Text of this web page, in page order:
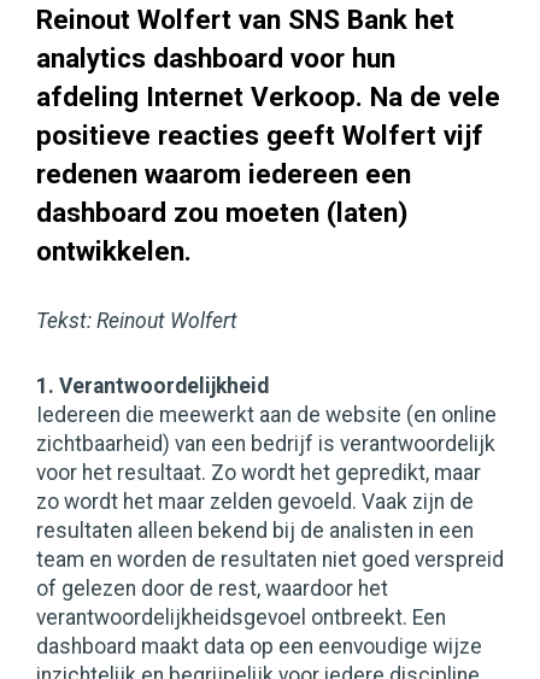
Reinout Wolfert van SNS Bank het
analytics dashboard voor hun
afdeling Internet Verkoop. Na de vele
positieve reacties geeft Wolfert vijf
redenen waarom iedereen een
dashboard zou moeten (laten)
ontwikkelen.
Tekst: Reinout Wolfert
1. Verantwoordelijkheid
Iedereen die meewerkt aan de website (en online
zichtbaarheid) van een bedrijf is verantwoordelijk
voor het resultaat. Zo wordt het gepredikt, maar
zo wordt het maar zelden gevoeld. Vaak zijn de
resultaten alleen bekend bij de analisten in een
team en worden de resultaten niet goed verspreid
of gelezen door de rest, waardoor het
verantwoordelijkheidsgevoel ontbreekt. Een
dashboard maakt data op een eenvoudige wijze